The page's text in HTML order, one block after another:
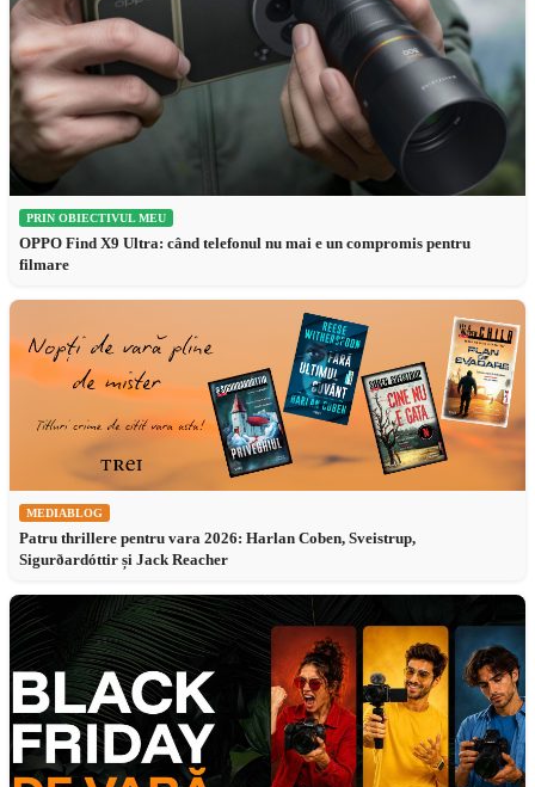
PRIN OBIECTIVUL MEU
OPPO Find X9 Ultra: când telefonul nu mai e un compromis pentru
filmare
MEDIABLOG
Patru thrillere pentru vara 2026: Harlan Coben, Sveistrup,
Sigurðardóttir și Jack Reacher